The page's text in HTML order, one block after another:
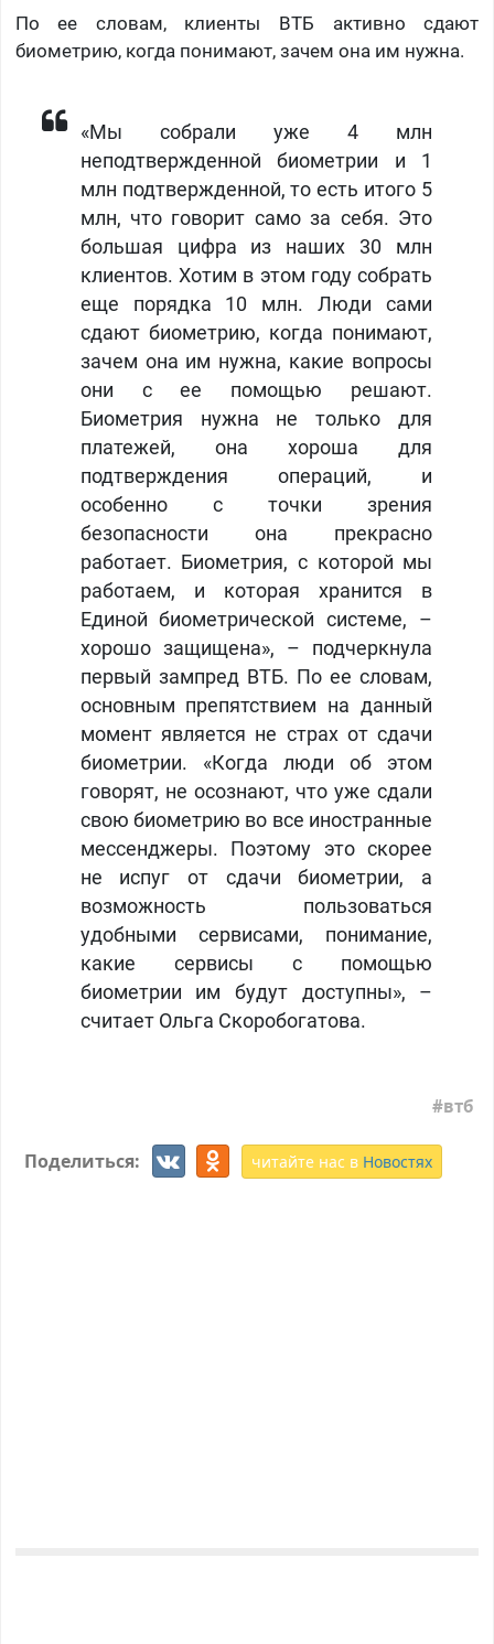
По ее словам, клиенты ВТБ активно сдают
биометрию, когда понимают, зачем она им нужна.
«Мы собрали уже 4 млн
неподтвержденной биометрии и 1
млн подтвержденной, то есть итого 5
млн, что говорит само за себя. Это
большая цифра из наших 30 млн
клиентов. Хотим в этом году собрать
еще порядка 10 млн. Люди сами
сдают биометрию, когда понимают,
зачем она им нужна, какие вопросы
они с ее помощью решают.
Биометрия нужна не только для
платежей, она хороша для
подтверждения операций, и
особенно с точки зрения
безопасности она прекрасно
работает. Биометрия, с которой мы
работаем, и которая хранится в
Единой биометрической системе, –
хорошо защищена», – подчеркнула
первый зампред ВТБ. По ее словам,
основным препятствием на данный
момент является не страх от сдачи
биометрии. «Когда люди об этом
говорят, не осознают, что уже сдали
свою биометрию во все иностранные
мессенджеры. Поэтому это скорее
не испуг от сдачи биометрии, а
возможность пользоваться
удобными сервисами, понимание,
какие сервисы с помощью
биометрии им будут доступны», –
считает Ольга Скоробогатова.
втб
Поделиться: читайте нас в Новостях